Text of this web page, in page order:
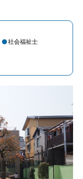
社会福祉士